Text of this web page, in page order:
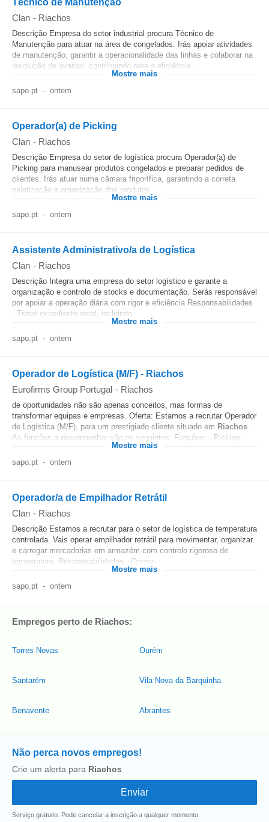
Técnico de Manutenção
Clan - Riachos
Descrição Empresa do setor industrial procura Técnico de
Manutenção para atuar na área de congelados. Irás apoiar atividades
de manutenção, garantir a operacionalidade das linhas e colaborar na
resolução de avarias, contribuindo para a eficiência...
Mostre mais
sapo.pt - ontem
Operador(a) de Picking
Clan - Riachos
Descrição Empresa do setor de logística procura Operador(a) de
Picking para manusear produtos congelados e preparar pedidos de
clientes. Irás atuar numa câmara frigorífica, garantindo a correta
paletização e organização dos produtos. ...
Mostre mais
sapo.pt - ontem
Assistente Administrativo/a de Logística
Clan - Riachos
Descrição Integra uma empresa do setor logístico e garante a
organização e controlo de stocks e documentação. Serás responsável
por apoiar a operação diária com rigor e eficiência Responsabilidades
- Tratar expediente geral, incluindo...
Mostre mais
sapo.pt - ontem
Operador de Logística (M/F) - Riachos
Eurofirms Group Portugal - Riachos
de oportunidades não são apenas conceitos, mas formas de
transformar equipas e empresas. Oferta: Estamos a recrutar Operador
de Logística (M/F), para um prestigiado cliente situado em Riachos.
As funções a desempenhar são as seguintes: Funções: - Picking...
Mostre mais
sapo.pt - ontem
Operador/a de Empilhador Retrátil
Clan - Riachos
Descrição Estamos a recrutar para o setor de logística de temperatura
controlada. Vais operar empilhador retrátil para movimentar, organizar
e carregar mercadorias em armazém com controlo rigoroso de
temperatura. Responsabilidades - Operar...
Mostre mais
sapo.pt - ontem
Empregos perto de Riachos:
Torres Novas
Santarém
Benavente
Ourém
Vila Nova da Barquinha
Abrantes
Não perca novos empregos!
Crie um alerta para Riachos
Serviço gratuito. Pode cancelar a inscrição a qualquer momento